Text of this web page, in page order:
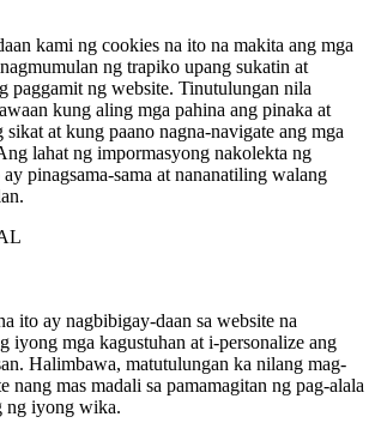
kami ng cookies na ito na makita ang mga
ng trapiko upang sukatin at
paggamit ng website. Tinutulungan nila
kung aling mga pahina ang pinaka at
sikat at kung paano nagna-navigate ang mga
lahat ng impormasyong nakolekta ng
pinagsama-sama at nananatiling walang
ito ay nagbibigay-daan sa website na
iyong mga kagustuhan at i-personalize ang
Halimbawa, matutulungan ka nilang mag-
nang mas madali sa pamamagitan ng pag-alala
ng iyong wika.